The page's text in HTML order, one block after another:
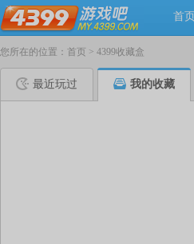
首页
您所在的位置： 首页 > 4399收藏盒
最近玩过 我的收藏